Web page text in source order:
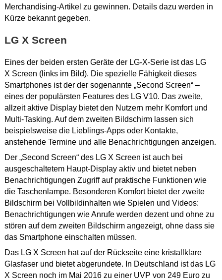
Merchandising-Artikel zu gewinnen. Details dazu werden in
Kürze bekannt gegeben.
LG X Screen
Eines der beiden ersten Geräte der LG-X-Serie ist das LG
X Screen (links im Bild). Die spezielle Fähigkeit dieses
Smartphones ist der der sogenannte „Second Screen“ –
eines der populärsten Features des LG V10. Das zweite,
allzeit aktive Display bietet den Nutzern mehr Komfort und
Multi-Tasking. Auf dem zweiten Bildschirm lassen sich
beispielsweise die Lieblings-Apps oder Kontakte,
anstehende Termine und alle Benachrichtigungen anzeigen.
Der „Second Screen“ des LG X Screen ist auch bei
ausgeschaltetem Haupt-Display aktiv und bietet neben
Benachrichtigungen Zugriff auf praktische Funktionen wie
die Taschenlampe. Besonderen Komfort bietet der zweite
Bildschirm bei Vollbildinhalten wie Spielen und Videos:
Benachrichtigungen wie Anrufe werden dezent und ohne zu
stören auf dem zweiten Bildschirm angezeigt, ohne dass sie
das Smartphone einschalten müssen.
Das LG X Screen hat auf der Rückseite eine kristallklare
Glasfaser und bietet abgerundete. In Deutschland ist das LG
X Screen noch im Mai 2016 zu einer UVP von 249 Euro zu